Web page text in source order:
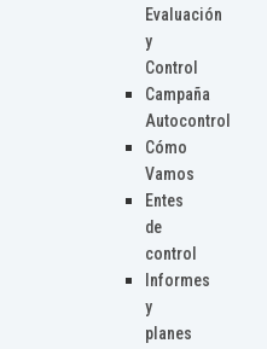
Evaluación
y
Control
Campaña
Autocontrol
Cómo
Vamos
Entes
de
control
Informes
y
planes